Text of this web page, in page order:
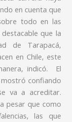
en cuenta que
todo en las
que la
de Tarapacá,
en Chile, este
indicó.
El
confiando
va a acreditar.
pesar que como
las que